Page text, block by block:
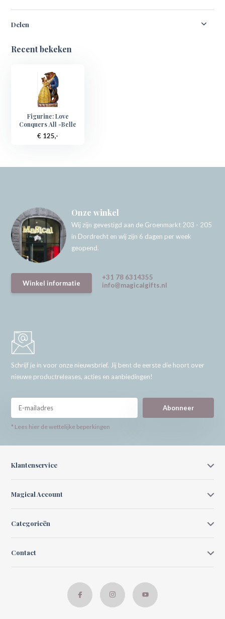
Delen
Recent bekeken
Figurine: Love
Conquers All -Belle
€ 125,-
Onze winkel
Wij zijn gevestigd aan de Groenmarkt 203 - 205
in Dordrecht en wij zijn 6 dagen per week
geopend.
Winkel informatie
+31 78 6314355
info@magicalgifts.nl
Schrijf je in voor onze nieuwsbrief. Jij bent de eerste die hoort over
nieuwe productreleases, acties en aanbiedingen!
Abonneer
* Lees hier de wettelijke beperkingen
Klantenservice
Magical Account
Categorieën
Contact